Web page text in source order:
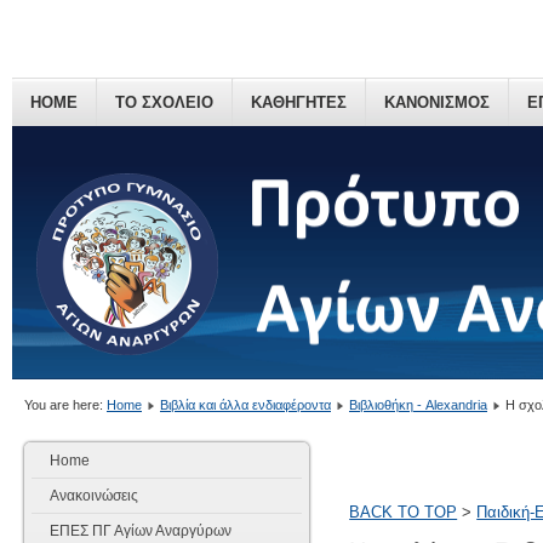
HOME ΤΟ ΣΧΟΛΕΙΟ ΚΑΘΗΓΗΤΕΣ ΚΑΝΟΝΙΣΜΟΣ
You are here: Home Βιβλία και άλλα ενδιαφέροντα Βιβλιοθήκη - Alexandria Η
Home
Ανακοινώσεις
ΕΠΕΣ ΠΓ Αγίων Αναργύρων
BACK TO TOP > Παιδική-